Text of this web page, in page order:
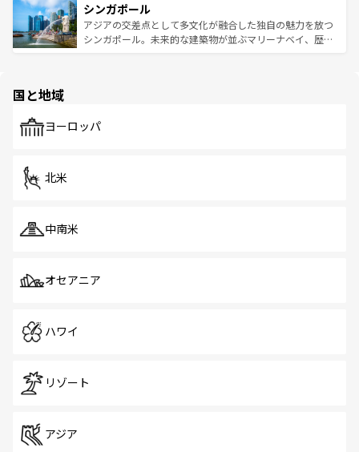
参照してほしい。
激する。気候は一年中温暖で、どの季節にも異なる楽しみ
が待っている。親しみやすいタイの人々、仏教を中心とし
た文化、そして多様な観光資源が、訪れる旅人を魅了し続
み、どこを訪れても感動するはず。観光スポットが密集し
ており、効率よく見どころを回れるのも魅力。息をのむよ
うな絶景から文化的な体験まで、香港を存分に楽しみ尽く
シンガポール
アジアの交差点として多文化が融合した独自の魅力を放つ
シンガポール。未来的な建築物が並ぶマリーナベイ、歴史
で、ホーカーズは地元の風情を楽しめる外せないスポット
国と地域
ヨーロッパ
北米
中南米
オセアニア
ハワイ
リゾート
アジア